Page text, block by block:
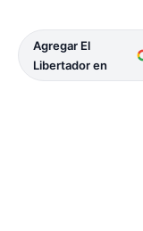
Agregar El
Libertador en